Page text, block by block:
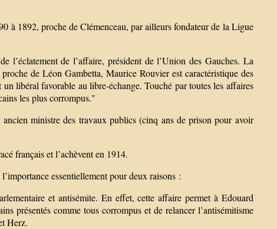
à 1892, proche de Clémenceau, par ailleurs fondateur de la Ligue
de l’affaire, président de l’Union des Gauches. La
de Léon Gambetta, Maurice Rouvier est caractéristique des
libéral favorable au libre-échange. Touché par toutes les affaires
les plus corrompus."
ministre des travaux publics (cinq ans de prison pour avoir
français et l’achèvent en 1914.
essentiellement pour deux raisons :
et antisémite. En effet, cette affaire permet à Edouard
présentés comme tous corrompus et de relancer l’antisémitisme
Herz.